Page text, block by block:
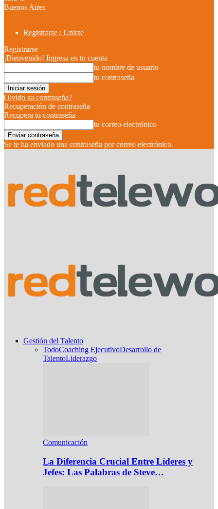
Buenos Aires
Registrarse / Unirse
Registrarse
¡Bienvenido! Ingresa en tu cuenta
tu nombre de usuario
tu contraseña
Olvido su contraseña?
Recuperación de contraseña
Recupera tu contraseña
tu correo electrónico
Se te ha enviado una contraseña por correo electrónico.
Gestión del Talento
TodoCoaching EjecutivoDesarrollo de
TalentoLiderazgo
Comunicación
La Diferencia Crucial Entre Líderes y
Jefes: Las Palabras de Steve…